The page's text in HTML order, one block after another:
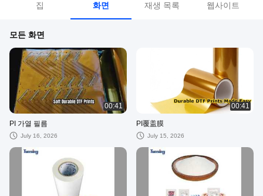
집 화면 재생 목록 웹사이트
모든 화면
00:41
PI 가열 필름
July 16, 2026
00:41
PI覆盖膜
July 15, 2026